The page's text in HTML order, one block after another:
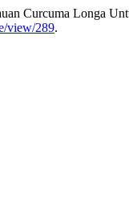
Curcuma Longa
view/289.